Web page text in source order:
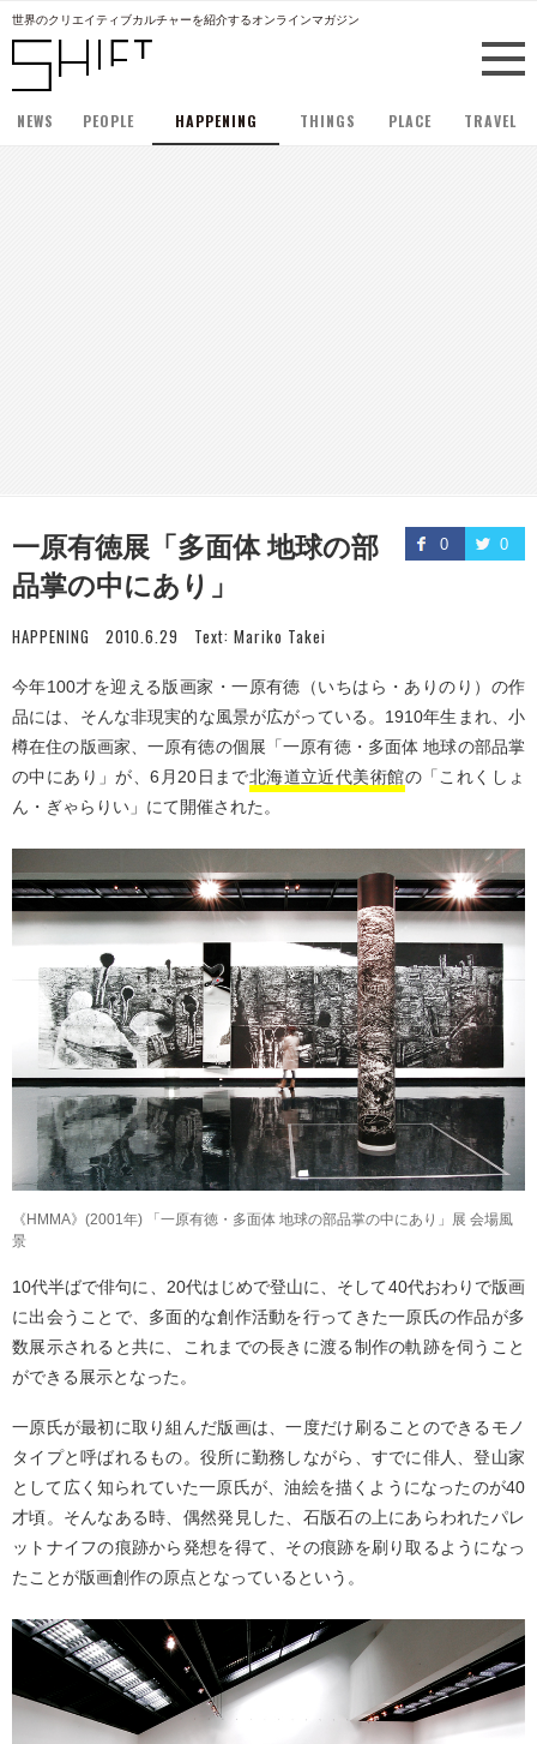
世界のクリエイティブカルチャーを紹介するオンラインマガジン
NEWS PEOPLE HAPPENING THINGS PLACE TRAVEL
0 0
一原有徳展「多面体 地球の部
品掌の中にあり」
HAPPENING 2010.6.29 Text: Mariko Takei
今年100才を迎える版画家・一原有徳（いちはら・ありのり）の作
品には、そんな非現実的な風景が広がっている。1910年生まれ、小
樽在住の版画家、一原有徳の個展「一原有徳・多面体 地球の部品掌
の中にあり」が、6月20日まで北海道立近代美術館の「これくしょ
ん・ぎゃらりい」にて開催された。
《HMMA》(2001年) 「一原有徳・多面体 地球の部品掌の中にあり」展 会場風
景
10代半ばで俳句に、20代はじめで登山に、そして40代おわりで版画
に出会うことで、多面的な創作活動を行ってきた一原氏の作品が多
数展示されると共に、これまでの長きに渡る制作の軌跡を伺うこと
ができる展示となった。
一原氏が最初に取り組んだ版画は、一度だけ刷ることのできるモノ
タイプと呼ばれるもの。役所に勤務しながら、すでに俳人、登山家
として広く知られていた一原氏が、油絵を描くようになったのが40
才頃。そんなある時、偶然発見した、石版石の上にあらわれたパレ
ットナイフの痕跡から発想を得て、その痕跡を刷り取るようになっ
たことが版画創作の原点となっているという。